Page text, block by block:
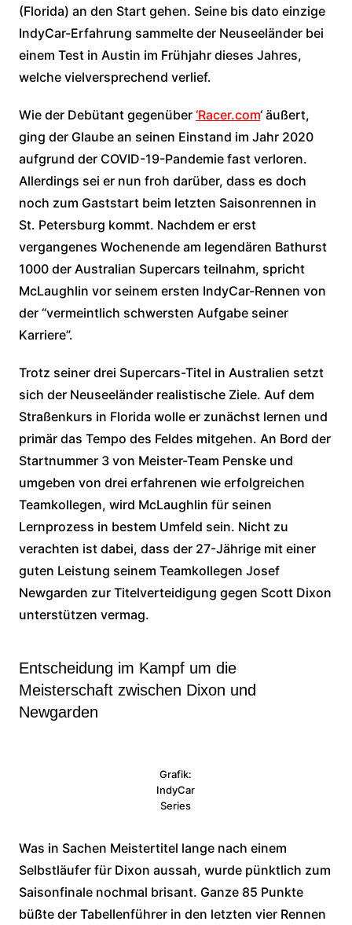
(Florida) an den Start gehen. Seine bis dato einzige
IndyCar-Erfahrung sammelte der Neuseeländer bei
einem Test in Austin im Frühjahr dieses Jahres,
welche vielversprechend verlief.
Wie der Debütant gegenüber ‘Racer.com‘ äußert,
ging der Glaube an seinen Einstand im Jahr 2020
aufgrund der COVID-19-Pandemie fast verloren.
Allerdings sei er nun froh darüber, dass es doch
noch zum Gaststart beim letzten Saisonrennen in
St. Petersburg kommt. Nachdem er erst
vergangenes Wochenende am legendären Bathurst
1000 der Australian Supercars teilnahm, spricht
McLaughlin vor seinem ersten IndyCar-Rennen von
der “vermeintlich schwersten Aufgabe seiner
Karriere”.
Trotz seiner drei Supercars-Titel in Australien setzt
sich der Neuseeländer realistische Ziele. Auf dem
Straßenkurs in Florida wolle er zunächst lernen und
primär das Tempo des Feldes mitgehen. An Bord der
Startnummer 3 von Meister-Team Penske und
umgeben von drei erfahrenen wie erfolgreichen
Teamkollegen, wird McLaughlin für seinen
Lernprozess in bestem Umfeld sein. Nicht zu
verachten ist dabei, dass der 27-Jährige mit einer
guten Leistung seinem Teamkollegen Josef
Newgarden zur Titelverteidigung gegen Scott Dixon
unterstützen vermag.
Entscheidung im Kampf um die
Meisterschaft zwischen Dixon und
Newgarden
Grafik:
IndyCar
Series
Was in Sachen Meistertitel lange nach einem
Selbstläufer für Dixon aussah, wurde pünktlich zum
Saisonfinale nochmal brisant. Ganze 85 Punkte
büßte der Tabellenführer in den letzten vier Rennen